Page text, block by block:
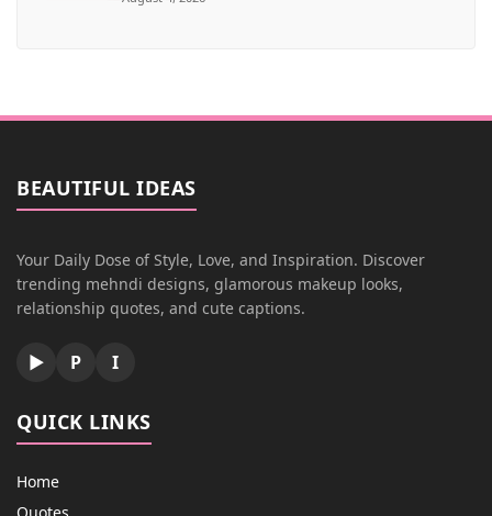
BEAUTIFUL IDEAS
Your Daily Dose of Style, Love, and Inspiration. Discover
trending mehndi designs, glamorous makeup looks,
relationship quotes, and cute captions.
▶ P I
QUICK LINKS
Home